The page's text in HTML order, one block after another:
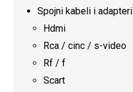
Spojni kabeli i adapteri
Hdmi
Rca / cinc / s-video
Rf / f
Scart